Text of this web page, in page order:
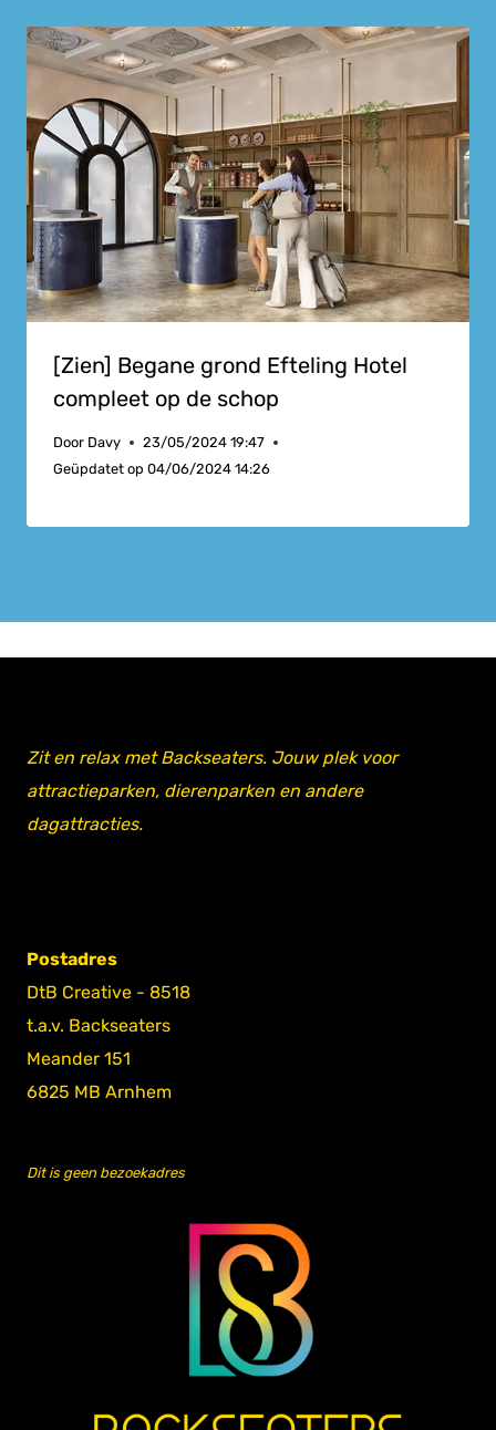
[Zien] Begane grond Efteling Hotel
compleet op de schop
Door Davy
23/05/2024 19:47
Geüpdatet op 04/06/2024 14:26
Zit en relax met Backseaters. Jouw plek voor
attractieparken, dierenparken en andere
dagattracties.
Postadres
DtB Creative - 8518
t.a.v. Backseaters
Meander 151
6825 MB Arnhem
Dit is geen bezoekadres